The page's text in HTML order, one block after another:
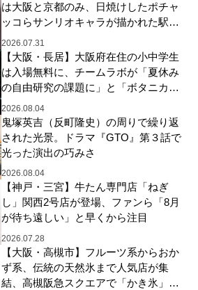
は大阪と京都のみ、日焼けしたポチャ
ッコらサンリオキャラが描かれた駅弁
やグッズが登場
2026.07.31
【大阪・長居】大阪府在住の小中学生
は入場無料に、チームラボが「夏休み
の自由研究の課題に」と「ボタニカル
ガーデン 大阪」へ招待
2026.08.04
鬼塚英吉（反町隆史）の周りで繰り返
された光景。ドラマ『GTO』第３話で
光った演出の巧みさ
2026.08.04
【神戸・三宮】牛たん専門店「ねぎ
し」関西2号店が登場、ファンら「8月
が待ち遠しい」と早くから注目
2026.07.28
【大阪・高槻市】フルーツ系からおか
ず系、伝統の天然氷まで人気店が集
結、高槻阪急スクエアで「かき氷」祭